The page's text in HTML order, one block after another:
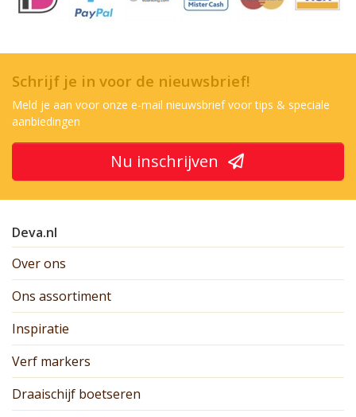
Schrijf je in voor de nieuwsbrief!
Meld je aan voor onze e-mail nieuwsbrief voor tips & speciale
aanbiedingen
Nu inschrijven
Deva.nl
Over ons
Ons assortiment
Inspiratie
Verf markers
Draaischijf boetseren